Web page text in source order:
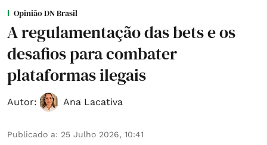
Opinião DN Brasil
A regulamentação das bets e os
desafios para combater
plataformas ilegais
Autor: Ana Lacativa
Publicado a: 25 Julho 2026, 10:41